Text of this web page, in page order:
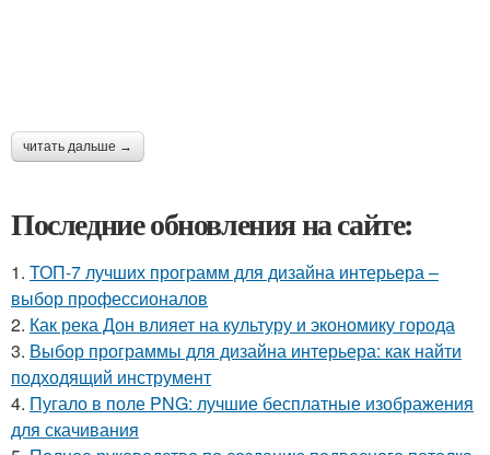
читать дальше →
Последние обновления на сайте:
1. ТОП-7 лучших программ для дизайна интерьера –
выбор профессионалов
2. Как река Дон влияет на культуру и экономику города
3. Выбор программы для дизайна интерьера: как найти
подходящий инструмент
4. Пугало в поле PNG: лучшие бесплатные изображения
для скачивания